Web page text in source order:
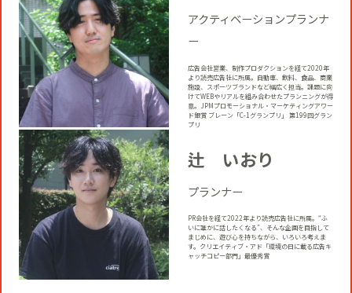
アクティベーションプランナ
ー
広告会社営業、制作プロダクションを経て2020年
より読売広告社に所属。自動車、飲料、食品、商業
施設、スポーツブランドなど幅広く担当。課題に向
けてWEBやリアルを組み合わせたプランニングが得
意。JPMプロモーショナル・マーケティングアワー
ド銀賞 ブレーン「C-1グランプリ」 第199回グラン
プリ
辻 いおり
プランナー
PR会社を経て2022年より読売広告社に所属。“ふ
いに誰かに話したくなる”、そんな企画を目指して
まじめに、遊び心を持ちながら、いろいろ考えま
す。クリエイティブ・アド「環境の日に載る広告キ
ャッチコピー部門」最優秀賞